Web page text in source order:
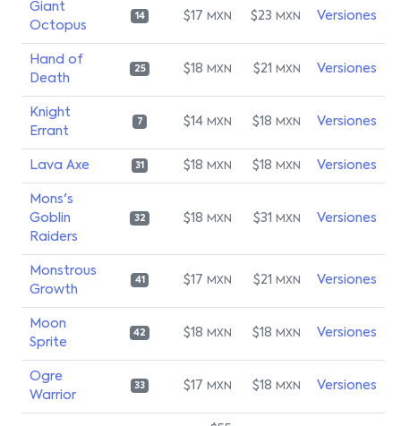
Giant
Octopus
14 $17 MXN $23 MXN Versiones
Hand of
Death
25 $18 MXN $21 MXN Versiones
Knight
Errant
7 $14 MXN $18 MXN Versiones
Lava Axe 31 $18 MXN $18 MXN Versiones
Mons's
Goblin
Raiders
32 $18 MXN $31 MXN Versiones
Monstrous
Growth
41 $17 MXN $21 MXN Versiones
Moon
Sprite
42 $18 MXN $18 MXN Versiones
Ogre
Warrior
33 $17 MXN $18 MXN Versiones